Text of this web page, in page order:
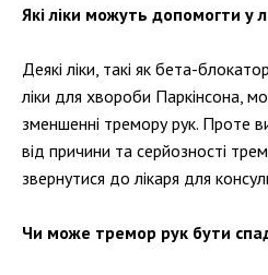
Які ліки можуть допомогти у
Деякі ліки, такі як бета-
ліки для хвороби Паркінсона,
зменшенні тремору рук. Проте
від причини та серйозності
звернутися до лікаря для
Чи може тремор рук бути